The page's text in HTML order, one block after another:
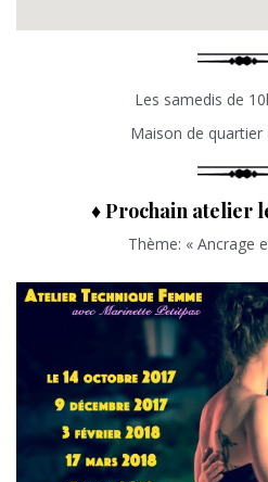
Les samedis de
Maison de quartier
♦ Prochain atelier
Thème: « Ancrage